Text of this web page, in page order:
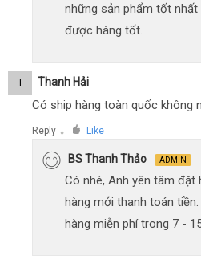
những sản phẩm tốt
được hàng tốt.
T Thanh Hải
Có ship hàng toàn quốc không
Reply ● Like
BS Thanh Thảo ADMIN
Có nhé, Anh yên tâm đặt
hàng mới thanh toán
hàng miễn phí trong 7 -